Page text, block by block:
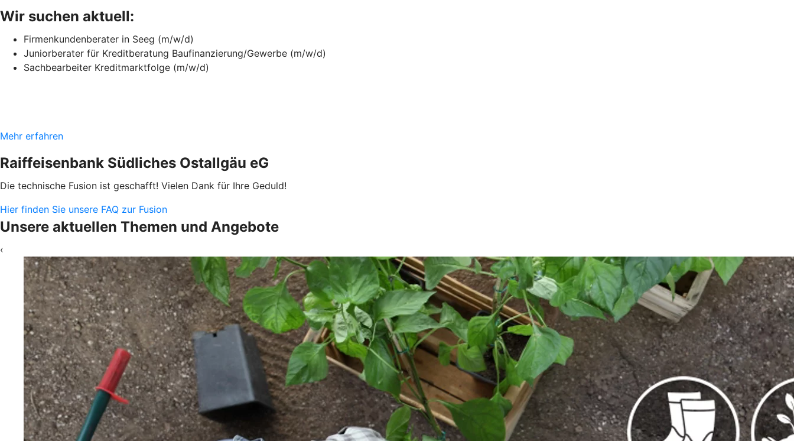
Wir suchen aktuell:
Firmenkundenberater in Seeg (m/w/d)
Juniorberater für Kreditberatung Baufinanzierung/Gewerbe (m/w/d)
Sachbearbeiter Kreditmarktfolge (m/w/d)
Mehr erfahren
Raiffeisenbank Südliches Ostallgäu eG
Die technische Fusion ist geschafft! Vielen Dank für Ihre Geduld!
Hier finden Sie unsere FAQ zur Fusion
Unsere aktuellen Themen und Angebote
‹